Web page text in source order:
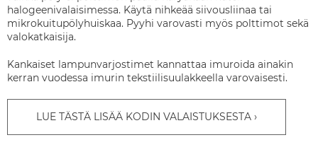
halogeenivalaisimessa. Käytä nihkeää siivousliinaa tai
mikrokuitupölyhuiskaa. Pyyhi varovasti myös polttimot sekä
valokatkaisija.
Kankaiset lampunvarjostimet kannattaa imuroida ainakin
kerran vuodessa imurin tekstiilisuulakkeella varovaisesti.
LUE TÄSTÄ LISÄÄ KODIN VALAISTUKSESTA